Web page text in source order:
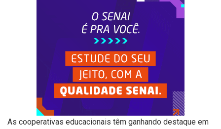
As cooperativas educacionais têm ganhando destaque em